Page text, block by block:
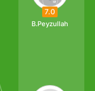
7.0
B.Peyzullah